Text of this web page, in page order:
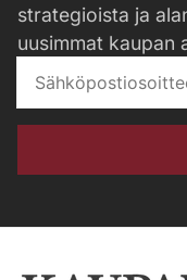
strategioista ja
uusimmat kaupan